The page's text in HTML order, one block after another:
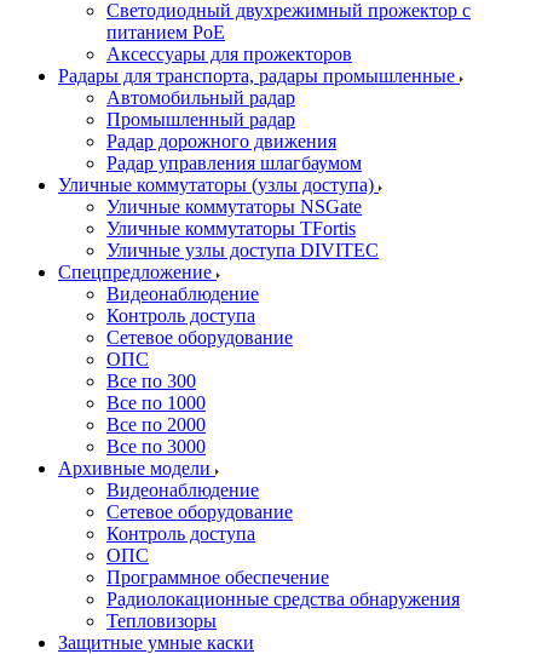
Светодиодный двухрежимный прожектор с
питанием PoE
Аксессуары для прожекторов
Радары для транспорта, радары промышленные
Автомобильный радар
Промышленный радар
Радар дорожного движения
Радар управления шлагбаумом
Уличные коммутаторы (узлы доступа)
Уличные коммутаторы NSGate
Уличные коммутаторы TFortis
Уличные узлы доступа DIVITEC
Спецпредложение
Видеонаблюдение
Контроль доступа
Сетевое оборудование
ОПС
Все по 300
Все по 1000
Все по 2000
Все по 3000
Архивные модели
Видеонаблюдение
Сетевое оборудование
Контроль доступа
ОПС
Программное обеспечение
Радиолокационные средства обнаружения
Тепловизоры
Защитные умные каски